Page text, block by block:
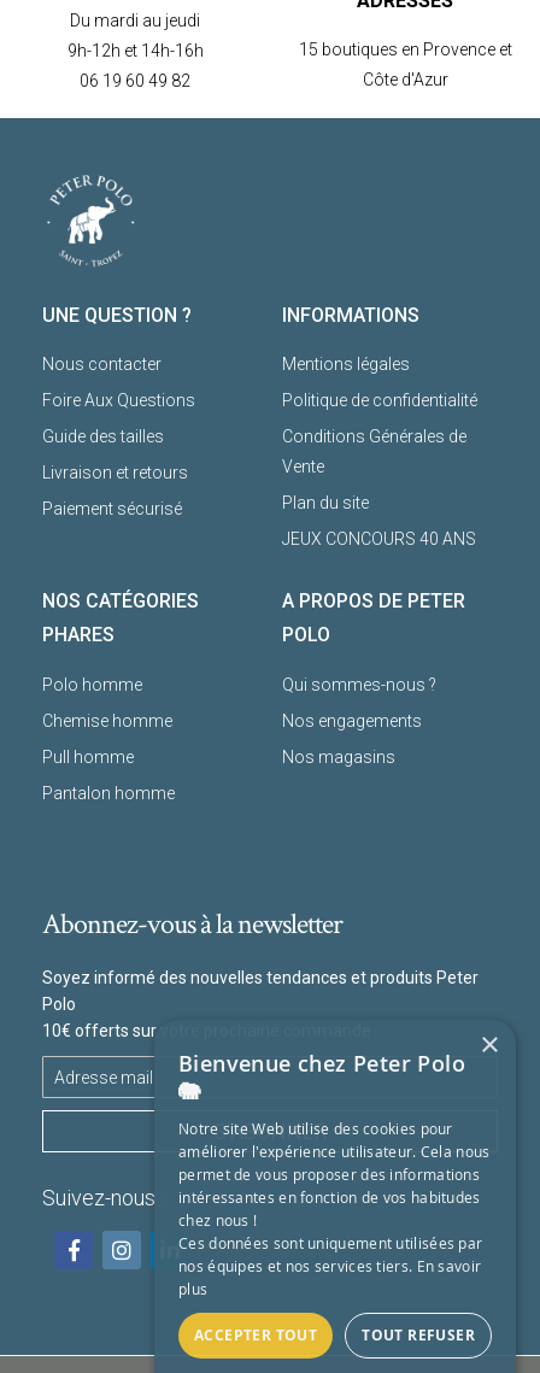
Du mardi au jeudi
9h-12h et 14h-16h
06 19 60 49 82
15 boutiques en Provence et
Côte d'Azur
UNE QUESTION ?
Nous contacter
Foire Aux Questions
Guide des tailles
Livraison et retours
Paiement sécurisé
INFORMATIONS
Mentions légales
Politique de confidentialité
Conditions Générales de
Vente
Plan du site
JEUX CONCOURS 40 ANS
NOS CATÉGORIES
PHARES
Polo homme
Chemise homme
Pull homme
Pantalon homme
A PROPOS DE PETER
POLO
Qui sommes-nous ?
Nos engagements
Nos magasins
Abonnez-vous à la newsletter
Soyez informé des nouvelles tendances et produits Peter
Polo
10€ offerts sur votre prochaine commande
S'ABONNER
Suivez-nous :
×
Bienvenue chez Peter Polo
🐘
Notre site Web utilise des cookies pour
améliorer l'expérience utilisateur. Cela nous
permet de vous proposer des informations
intéressantes en fonction de vos habitudes
chez nous !
Ces données sont uniquement utilisées par
nos équipes et nos services tiers. En savoir
plus
ACCEPTER TOUT TOUT REFUSER